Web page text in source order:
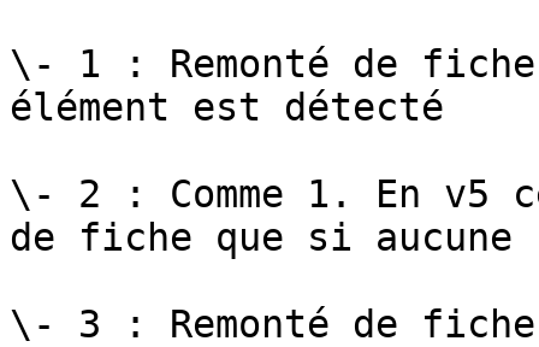
\- 1 : Remonté de
élément est détecté
\- 2 : Comme 1. En v5
de fiche que si
\- 3 : Remonté de